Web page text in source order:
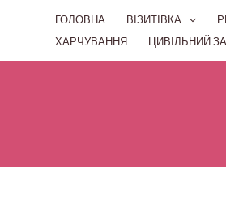
вмісту
ГОЛОВНА ВІЗИТІВКА
ХАРЧУВАННЯ
ЦИВІЛЬНИЙ